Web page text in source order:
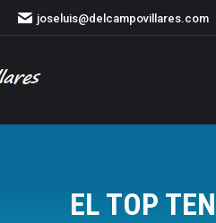
joseluis@delcampovillares.com
EL TOP